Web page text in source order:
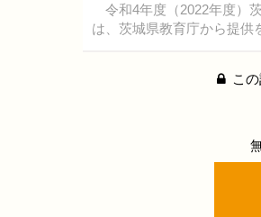
令和4年度（2022年度）
は、茨城県教育庁から提供
こ